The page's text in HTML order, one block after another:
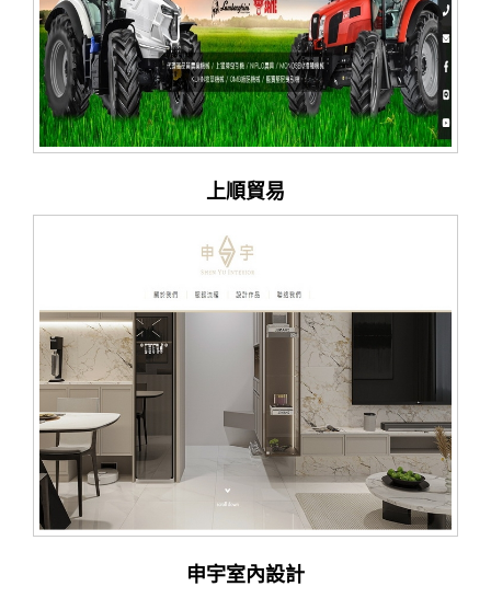
上順貿易
申宇室內設計